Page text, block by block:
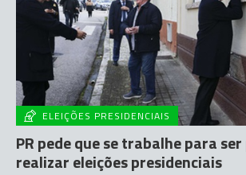
ELEIÇÕES PRESIDENCIAIS
PR pede que se trabalhe para
realizar eleições presidenciais